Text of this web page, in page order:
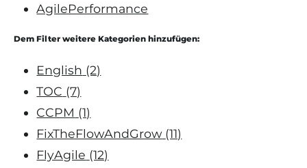
AgilePerformance
Dem Filter weitere Kategorien hinzufügen:
English (2)
TOC (7)
CCPM (1)
FixTheFlowAndGrow (11)
FlyAgile (12)